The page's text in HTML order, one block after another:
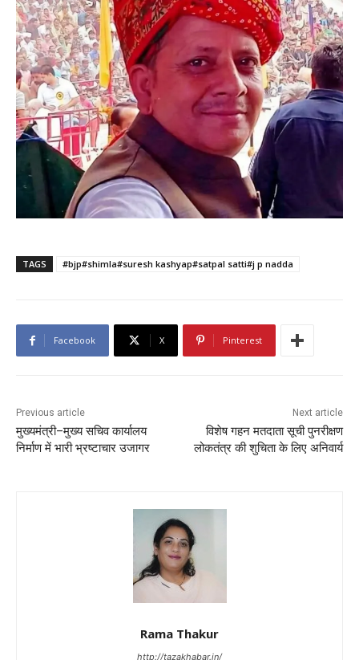
TAGS #bjp#shimla#suresh kashyap#satpal satti#j p nadda
Facebook X Pinterest
Previous article
मुख्यमंत्री–मुख्य सचिव कार्यालय
निर्माण में भारी भ्रष्टाचार उजागर
Next article
विशेष गहन मतदाता सूची पुनरीक्षण
लोकतंत्र की शुचिता के लिए अनिवार्य
Rama Thakur
http://tazakhabar.in/